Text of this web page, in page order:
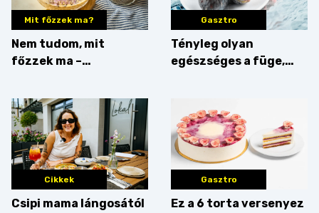
Mit főzzek ma?
Nem tudom, mit
főzzek ma –
Gasztro
Tényleg olyan
egészséges a füge,
Cikkek
Csipi mama lángosától
Gasztro
Ez a 6 torta versenyez